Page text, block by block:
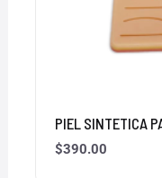
PIEL SINTETICA
$390.00